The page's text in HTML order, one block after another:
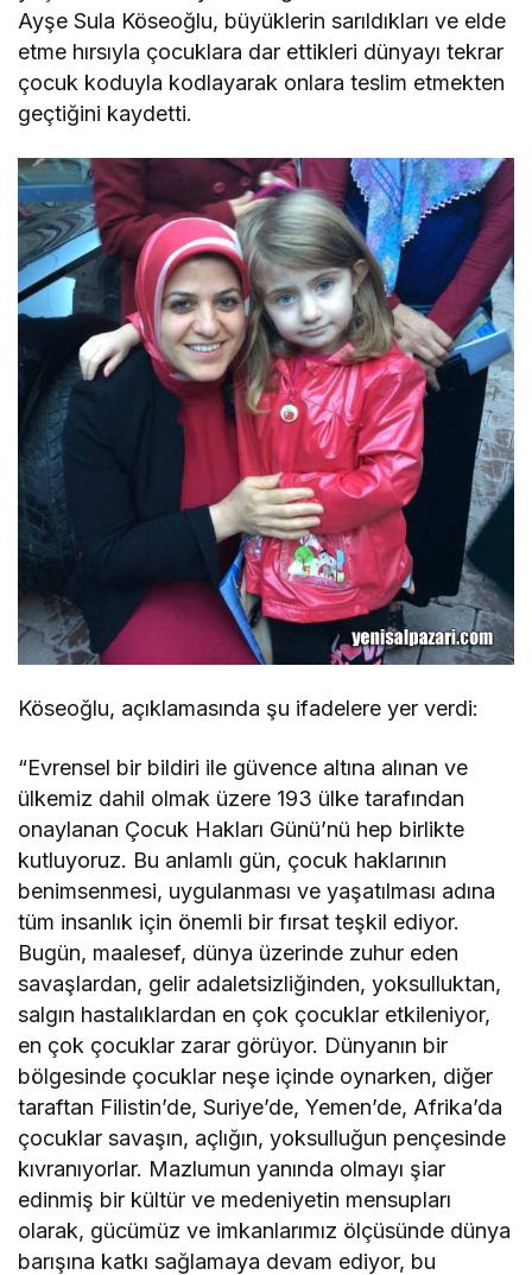
Ayşe Sula Köseoğlu, büyüklerin sarıldıkları ve elde
etme hırsıyla çocuklara dar ettikleri dünyayı tekrar
çocuk koduyla kodlayarak onlara teslim etmekten
geçtiğini kaydetti.
Köseoğlu, açıklamasında şu ifadelere yer verdi:
“Evrensel bir bildiri ile güvence altına alınan ve
ülkemiz dahil olmak üzere 193 ülke tarafından
onaylanan Çocuk Hakları Günü’nü hep birlikte
kutluyoruz. Bu anlamlı gün, çocuk haklarının
benimsenmesi, uygulanması ve yaşatılması adına
tüm insanlık için önemli bir fırsat teşkil ediyor.
Bugün, maalesef, dünya üzerinde zuhur eden
savaşlardan, gelir adaletsizliğinden, yoksulluktan,
salgın hastalıklardan en çok çocuklar etkileniyor,
en çok çocuklar zarar görüyor. Dünyanın bir
bölgesinde çocuklar neşe içinde oynarken, diğer
taraftan Filistin’de, Suriye’de, Yemen’de, Afrika’da
çocuklar savaşın, açlığın, yoksulluğun pençesinde
kıvranıyorlar. Mazlumun yanında olmayı şiar
edinmiş bir kültür ve medeniyetin mensupları
olarak, gücümüz ve imkanlarımız ölçüsünde dünya
barışına katkı sağlamaya devam ediyor, bu